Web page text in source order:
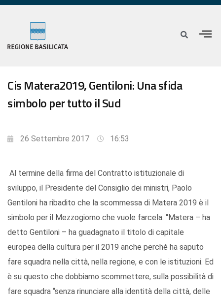
Cis Matera2019, Gentiloni: Una sfida
simbolo per tutto il Sud
26 Settembre 2017 16:53
Al termine della firma del Contratto istituzionale di
sviluppo, il Presidente del Consiglio dei ministri, Paolo
Gentiloni ha ribadito che la scommessa di Matera 2019 è il
simbolo per il Mezzogiorno che vuole farcela. “Matera – ha
detto Gentiloni – ha guadagnato il titolo di capitale
europea della cultura per il 2019 anche perché ha saputo
fare squadra nella città, nella regione, e con le istituzioni. Ed
è su questo che dobbiamo scommettere, sulla possibilità di
fare squadra “senza rinunciare alla identità della città, delle